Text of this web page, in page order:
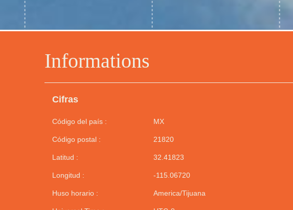
Informations
Cifras
Código del país : MX
Código postal : 21820
Latitud : 32.41823
Longitud : -115.06720
Huso horario : America/Tijuana